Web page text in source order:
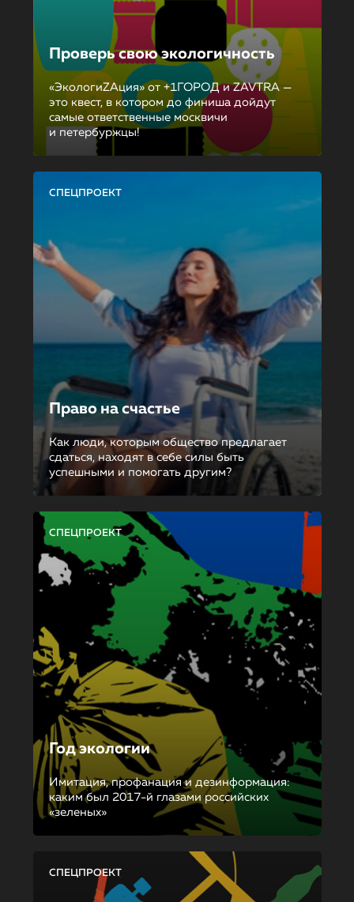
Проверь свою экологичность
«ЭкологиZAция» от +1ГОРОД и ZAVTRA —
это квест, в котором до финиша дойдут
самые ответственные москвичи
и петербуржцы!
СПЕЦПРОЕКТ
Право на счастье
Как люди, которым общество предлагает
сдаться, находят в себе силы быть
успешными и помогать другим?
СПЕЦПРОЕКТ
Год экологии
Имитация, профанация и дезинформация:
каким был 2017-й глазами российских
«зеленых»
СПЕЦПРОЕКТ